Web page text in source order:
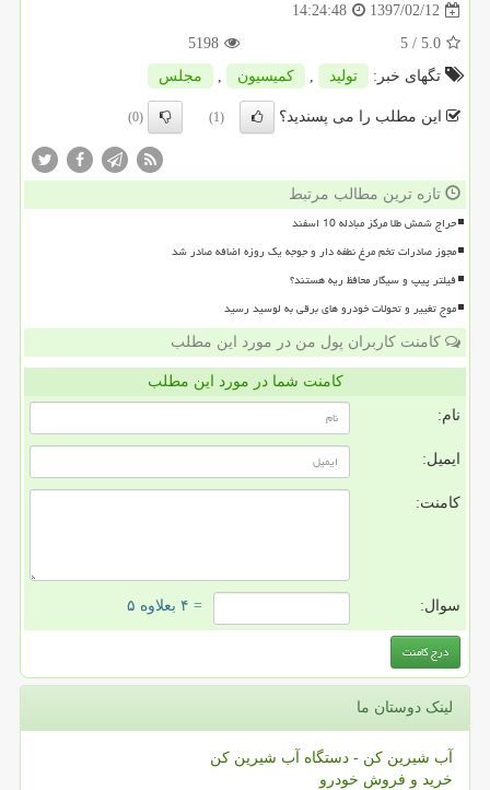
1397/02/12
14:24:48
5.0
/ 5
5198
تگهای خبر:
تولید , كمیسیون , مجلس
این مطلب را می پسندید؟ (1)
(0)
تازه ترین مطالب مرتبط
حراج شمش طلا مرکز مبادله 10 اسفند
مجوز صادرات تخم مرغ نطفه دار و جوجه یک روزه اضافه صادر شد
فیلتر پیپ و سیگار محافظ ریه هستند؟
موج تغییر و تحولات خودرو های برقی به لوسید رسید
کامنت کاربران پول من در مورد این مطلب
کامنت شما در مورد این مطلب
نام:
ایمیل:
کامنت:
سوال: = ۴ بعلاوه ۵
لینک دوستان ما
آب شیرین کن - دستگاه آب شیرین کن
خرید و فروش خودرو